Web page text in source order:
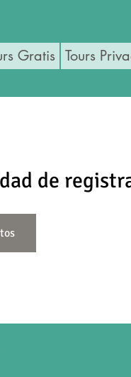
Gratis Tours
de